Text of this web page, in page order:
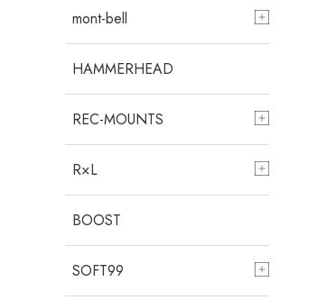
mont-bell
HAMMERHEAD
REC-MOUNTS
R×L
BOOST
SOFT99